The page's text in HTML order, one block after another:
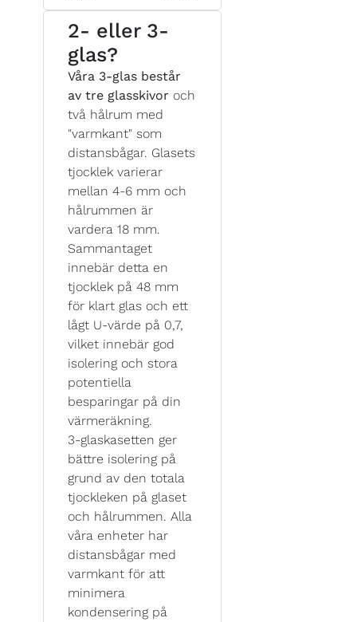
2- eller 3-
glas?
Våra 3-glas består
av tre glasskivor och
två hålrum med
"varmkant" som
distansbågar. Glasets
tjocklek varierar
mellan 4-6 mm och
hålrummen är
vardera 18 mm.
Sammantaget
innebär detta en
tjocklek på 48 mm
för klart glas och ett
lågt U-värde på 0,7,
vilket innebär god
isolering och stora
potentiella
besparingar på din
värmeräkning.
3-glaskasetten ger
bättre isolering på
grund av den totala
tjockleken på glaset
och hålrummen. Alla
våra enheter har
distansbågar med
varmkant för att
minimera
kondensering på